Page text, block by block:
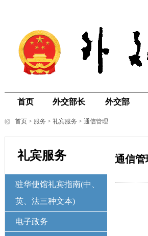
首页 外交部长 外交部
首页 > 服务 > 礼宾服务 > 通信管理
礼宾服务
驻华使馆礼宾指南(中、
英、法三种文本)
电子政务
通信管